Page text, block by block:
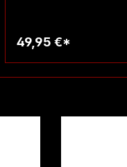
49,95 €*